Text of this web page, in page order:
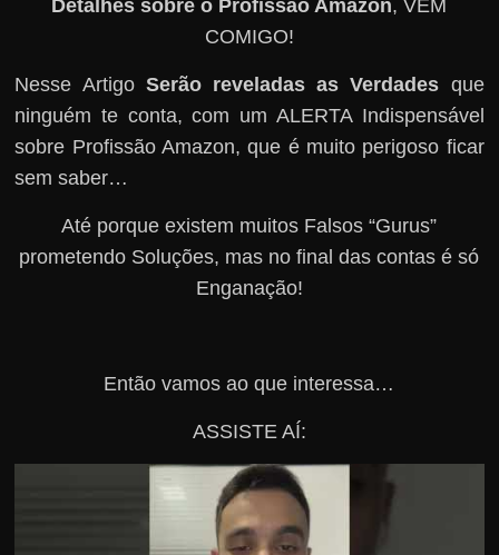
Detalhes sobre o Profissão Amazon, VEM
COMIGO!
Nesse Artigo Serão reveladas as Verdades que
ninguém te conta, com um ALERTA Indispensável
sobre Profissão Amazon, que é muito perigoso ficar
sem saber…
Até porque existem muitos Falsos “Gurus”
prometendo Soluções, mas no final das contas é só
Enganação!
Então vamos ao que interessa…
ASSISTE AÍ: